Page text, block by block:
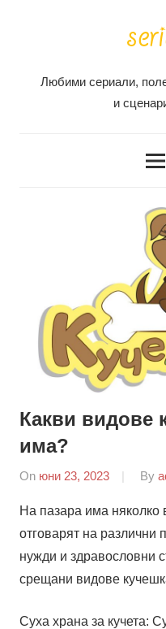
Seriali
Любими сериали,
и
Какви видове
има?
On юни 23, 2023 By
На пазара има няколко
отговарят на различни
нужди и здравословни
срещани видове
Суха храна за кучета: